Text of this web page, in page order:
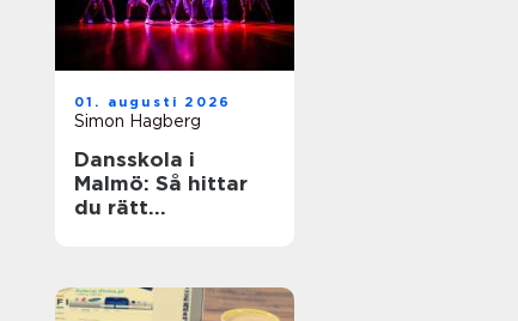
01. augusti 2026
Simon Hagberg
Dansskola i
Malmö: Så hittar
du rätt
vuxna